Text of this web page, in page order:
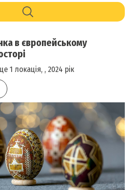
в європейському
1 локація, , 2024 рік